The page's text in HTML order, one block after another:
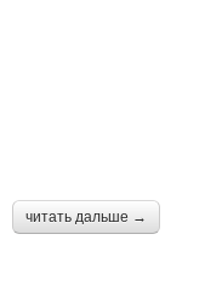
читать дальше →